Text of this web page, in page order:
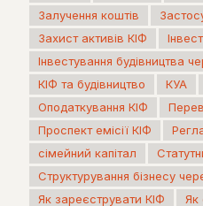
Залучення коштів
Захист активів КІФ
Інвестування будівництва
КІФ та будівництво
КУА
Оподаткування КІФ
Проспект емісії КІФ
сімейний капітал
Структурування бізнесу
Як зареєструвати КІФ
Як